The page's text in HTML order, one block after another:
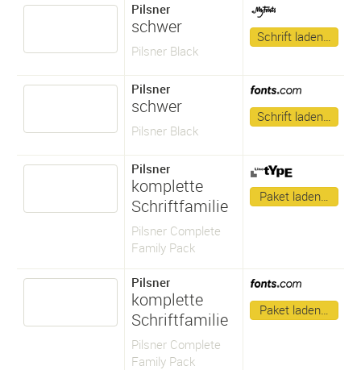
Pilsner
schwer
Pilsner Black
Schrift laden…
Pilsner
schwer
Pilsner Black
Schrift laden…
Pilsner
komplette
Schriftfamilie
Pilsner Complete
Family Pack
Paket laden…
Pilsner
komplette
Schriftfamilie
Pilsner Complete
Family Pack
Paket laden…